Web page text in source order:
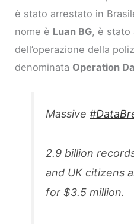
è stato arrestato in
nome è Luan BG, è stato
dell’operazione della
denominata Operation
Massive
2.9 billion
and UK citizens
for $3.5 million.